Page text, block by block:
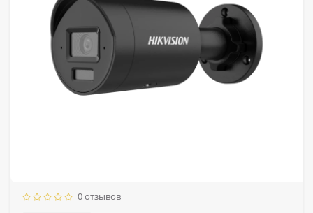
0 отзывов